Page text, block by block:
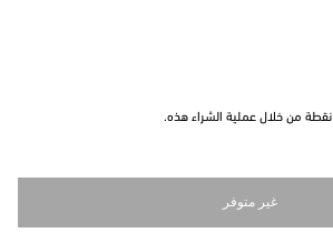
نقطة من خلال عملية الشراء هذه.
غير متوفر